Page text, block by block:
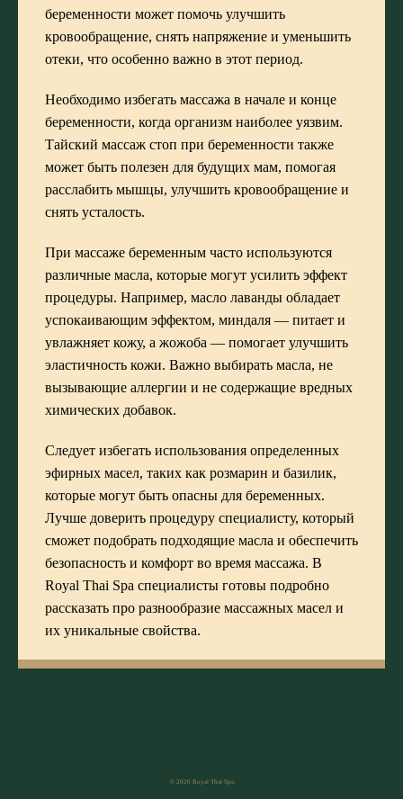
беременности может помочь улучшить
кровообращение, снять напряжение и уменьшить
отеки, что особенно важно в этот период.
Необходимо избегать массажа в начале и конце
беременности, когда организм наиболее уязвим.
Тайский массаж стоп при беременности также
может быть полезен для будущих мам, помогая
расслабить мышцы, улучшить кровообращение и
снять усталость.
При массаже беременным часто используются
различные масла, которые могут усилить эффект
процедуры. Например, масло лаванды обладает
успокаивающим эффектом, миндаля — питает и
увлажняет кожу, а жожоба — помогает улучшить
эластичность кожи. Важно выбирать масла, не
вызывающие аллергии и не содержащие вредных
химических добавок.
Следует избегать использования определенных
эфирных масел, таких как розмарин и базилик,
которые могут быть опасны для беременных.
Лучше доверить процедуру специалисту, который
сможет подобрать подходящие масла и обеспечить
безопасность и комфорт во время массажа. В
Royal Thai Spa специалисты готовы подробно
рассказать про разнообразие массажных масел и
их уникальные свойства.
© 2026 Royal Thai Spa